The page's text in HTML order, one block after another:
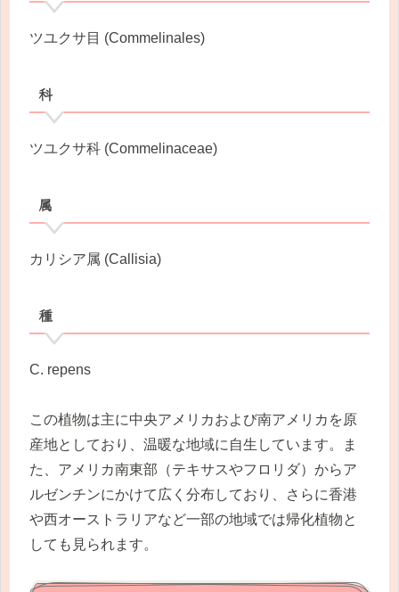
ツユクサ目 (Commelinales)
科
ツユクサ科 (Commelinaceae)
属
カリシア属 (Callisia)
種
C. repens
この植物は主に中央アメリカおよび南アメリカを原
産地としており、温暖な地域に自生しています。ま
た、アメリカ南東部（テキサスやフロリダ）からア
ルゼンチンにかけて広く分布しており、さらに香港
や西オーストラリアなど一部の地域では帰化植物と
しても見られます。